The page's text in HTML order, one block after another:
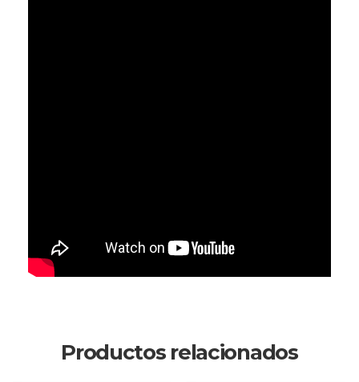
Productos relacionados